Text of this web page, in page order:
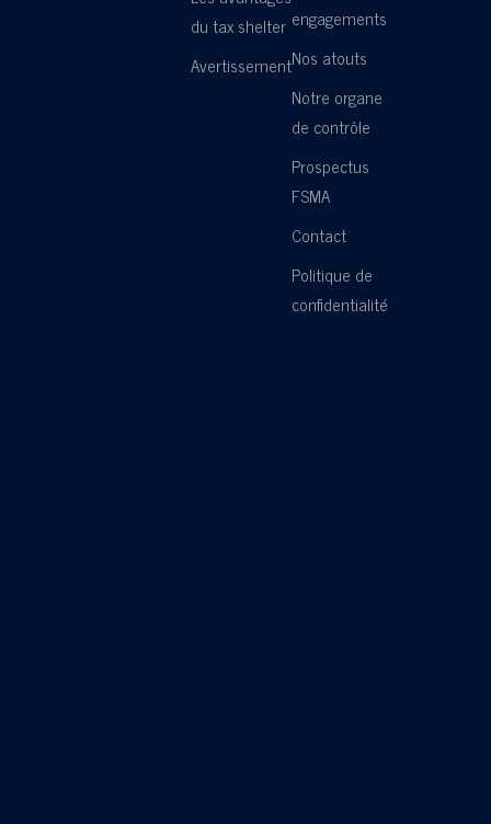
du tax shelter
Avertissement
engagements
Nos atouts
Notre organe
de contrôle
Prospectus
FSMA
Contact
Politique de
confidentialité